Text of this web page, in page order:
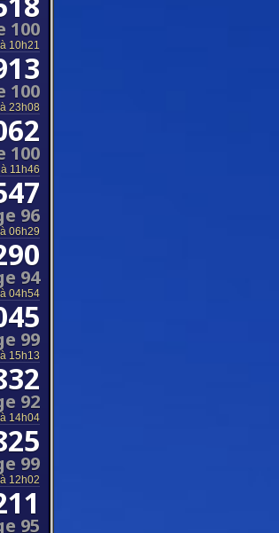
100
10h21
100
23h08
100
11h46
96
06h29
94
04h54
99
15h13
92
14h04
99
12h02
95